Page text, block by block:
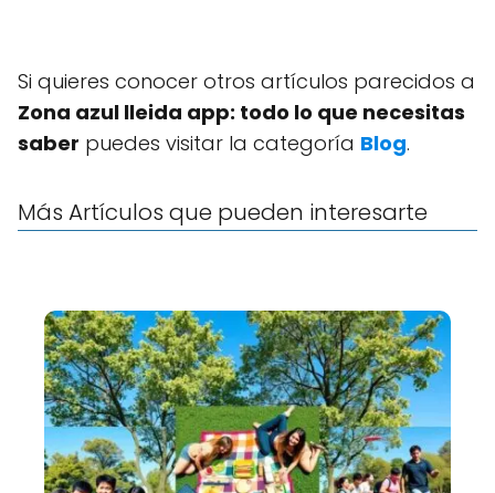
Si quieres conocer otros artículos parecidos a
Zona azul lleida app: todo lo que necesitas
saber puedes visitar la categoría Blog.
Más Artículos que pueden interesarte